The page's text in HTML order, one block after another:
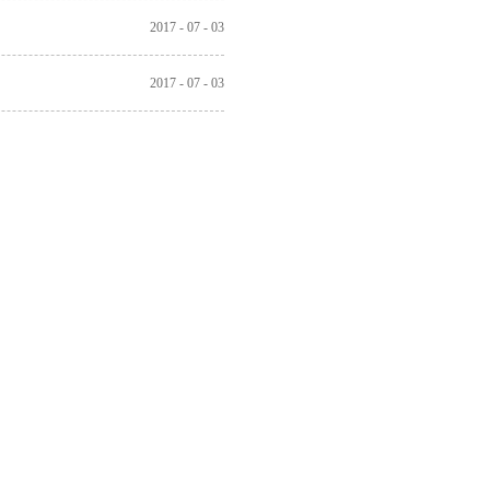
2017 - 07 - 03
2017 - 07 - 03